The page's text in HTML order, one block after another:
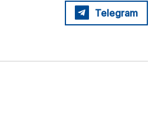
Telegram